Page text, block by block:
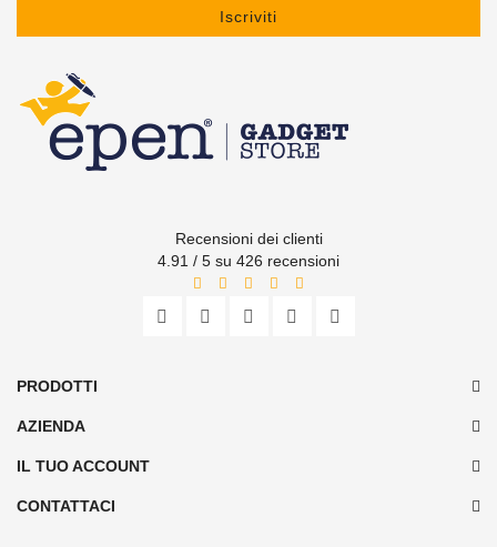
Iscriviti
Recensioni dei clienti
4.91 / 5 su 426 recensioni
PRODOTTI
AZIENDA
IL TUO ACCOUNT
CONTATTACI